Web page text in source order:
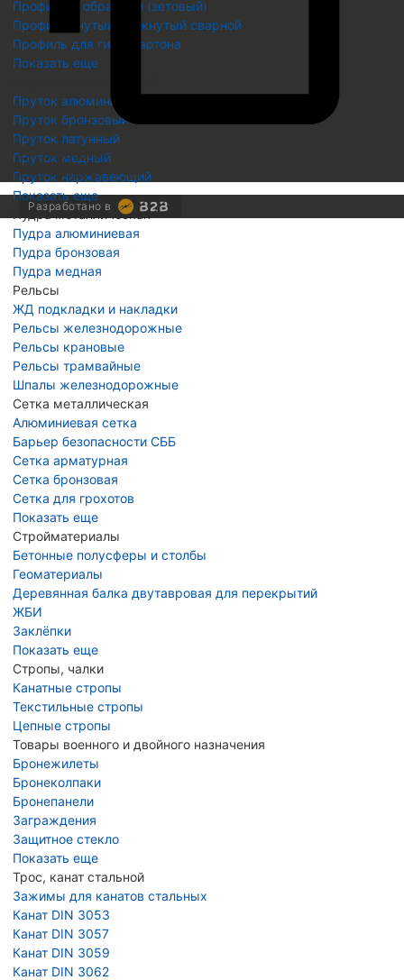
Профиль Z образный (зетовый)
Профиль гнутый замкнутый сварной
Профиль для гипсокартона
Показать еще
Пруток алюминиевый
Пруток бронзовый
Пруток латунный
Пруток медный
Пруток нержавеющий
Показать еще
Пудра металлическая
Пудра алюминиевая
Пудра бронзовая
Пудра медная
Рельсы
ЖД подкладки и накладки
Рельсы железнодорожные
Рельсы крановые
Рельсы трамвайные
Шпалы железнодорожные
Сетка металлическая
Алюминиевая сетка
Барьер безопасности СББ
Сетка арматурная
Сетка бронзовая
Сетка для грохотов
Показать еще
Стройматериалы
Бетонные полусферы и столбы
Геоматериалы
Деревянная балка двутавровая для перекрытий
ЖБИ
Заклёпки
Показать еще
Стропы, чалки
Канатные стропы
Текстильные стропы
Цепные стропы
Товары военного и двойного назначения
Бронежилеты
Бронеколпаки
Бронепанели
Заграждения
Защитное стекло
Показать еще
Трос, канат стальной
Зажимы для канатов стальных
Канат DIN 3053
Канат DIN 3057
Канат DIN 3059
Канат DIN 3062
Скопировать
Скопировано
Разработано в